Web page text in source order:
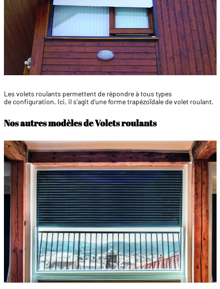
Les volets roulants permettent de répondre à tous types
deconfiguration. Ici, il s'agit d'une formetrapézoïdale de volet roulant.
Nos autres modèles de Volets roulants